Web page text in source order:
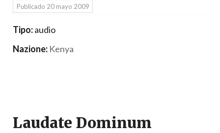
Publicado 20 mayo 2009
Tipo:audio
Nazione: Kenya
Laudate Dominum